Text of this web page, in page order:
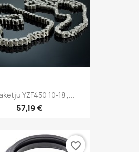
YZF450 10-18 ,...
57,19 €
favorite_border